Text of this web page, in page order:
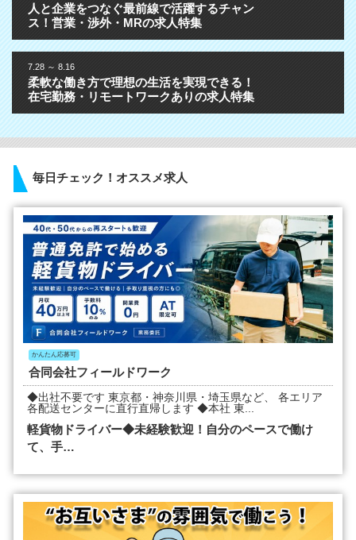
人と企業をつなぐ最前線で活躍するチャン
ス！営業・渉外・MRの求人特集
7.28 ～ 8.16
柔軟な働き方で理想の生活を実現できる！
在宅勤務・リモートワークありの求人特集
毎日チェック！オススメ求人
かんたん応募可
合同会社フィールドワーク
◆出社不要です 東京都・神奈川県・埼玉県など、 各エリア
各配送センターに直行直帰します ◆本社 東...
軽貨物ドライバー◆未経験歓迎！自分のペースで働け
て、手…